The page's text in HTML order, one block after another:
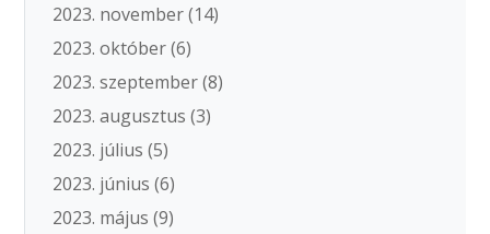
2023. november(14)
2023. október(6)
2023. szeptember(8)
2023. augusztus (3)
2023. július (5)
2023. június (6)
2023. május (9)